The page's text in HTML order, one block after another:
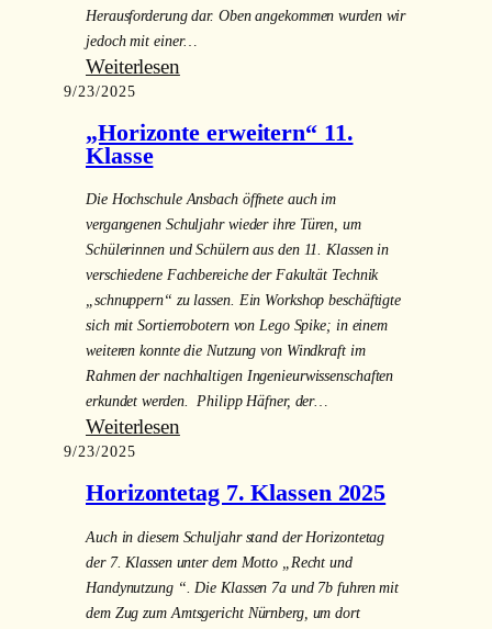
Herausforderung dar. Oben angekommen wurden wir
jedoch mit einer…
Weiterlesen:
auf
Rieneck
9/23/2025
„Horizonte erweitern“ 11.
Klasse
Die Hochschule Ansbach öffnete auch im
vergangenen Schuljahr wieder ihre Türen, um
Schülerinnen und Schülern aus den 11. Klassen in
verschiedene Fachbereiche der Fakultät Technik
„schnuppern“ zu lassen. Ein Workshop beschäftigte
sich mit Sortierrobotern von Lego Spike; in einem
weiteren konnte die Nutzung von Windkraft im
Rahmen der nachhaltigen Ingenieurwissenschaften
erkundet werden. Philipp Häfner, der…
Weiterlesen:
erweitern“
11.
Klasse
9/23/2025
Horizontetag 7. Klassen 2025
Auch in diesem Schuljahr stand der Horizontetag
der 7. Klassen unter dem Motto „Recht und
Handynutzung “. Die Klassen 7a und 7b fuhren mit
dem Zug zum Amtsgericht Nürnberg, um dort